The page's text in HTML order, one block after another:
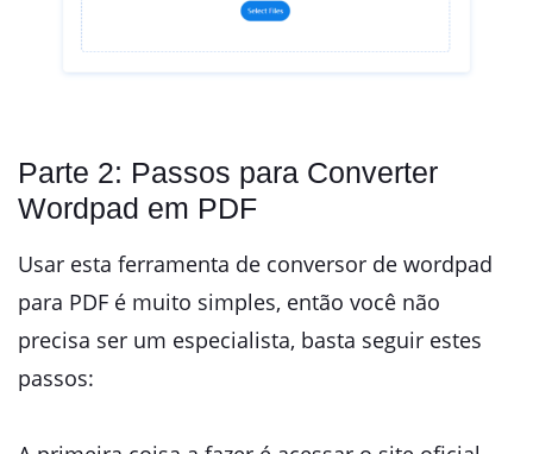
Parte 2: Passos para Converter
Wordpad em PDF
Usar esta ferramenta de conversor de wordpad
para PDF é muito simples, então você não
precisa ser um especialista, basta seguir estes
passos: